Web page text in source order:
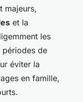
majeurs,
et la
les
périodes de
éviter la
en famille,